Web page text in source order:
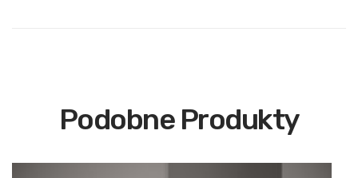
Podobne Produkty